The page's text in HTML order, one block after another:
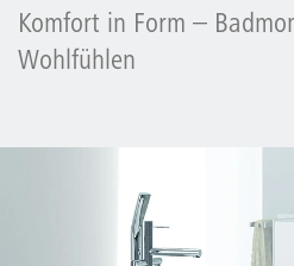
Komfort in Form –
Wohlfühlen